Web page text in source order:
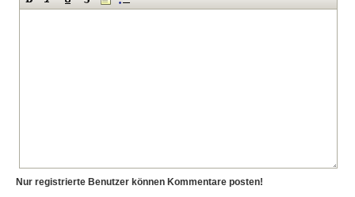
Nur registrierte Benutzer können Kommentare posten!